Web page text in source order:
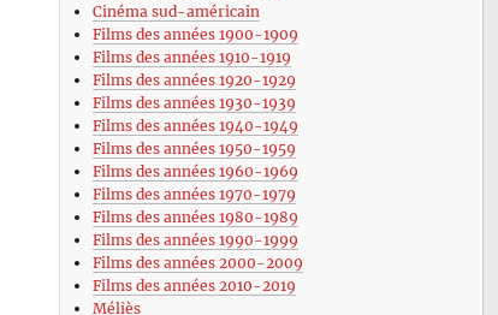
Cinéma sud-américain
Films des années 1900-1909
Films des années 1910-1919
Films des années 1920-1929
Films des années 1930-1939
Films des années 1940-1949
Films des années 1950-1959
Films des années 1960-1969
Films des années 1970-1979
Films des années 1980-1989
Films des années 1990-1999
Films des années 2000-2009
Films des années 2010-2019
Méliès